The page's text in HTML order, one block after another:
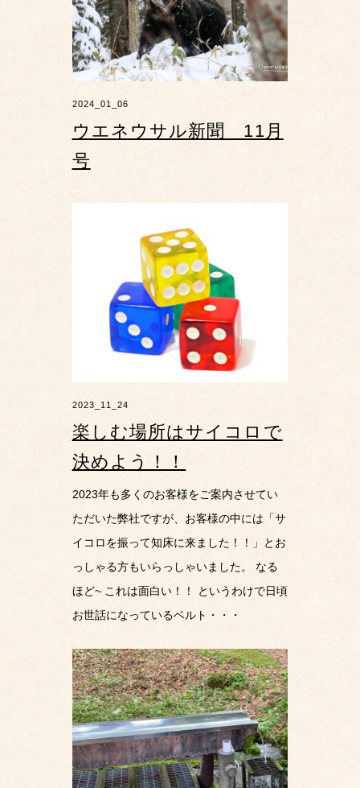
2024_01_06
ウエネウサル新聞 11月
号
2023_11_24
楽しむ場所はサイコロで
決めよう！！
2023年も多くのお客様をご案内させてい
ただいた弊社ですが、お客様の中には「サ
イコロを振って知床に来ました！！」とお
っしゃる方もいらっしゃいました。 なる
ほど~ これは面白い！！ というわけで日頃
お世話になっているベルト・・・